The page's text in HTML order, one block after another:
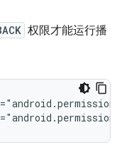
权限才能运行播